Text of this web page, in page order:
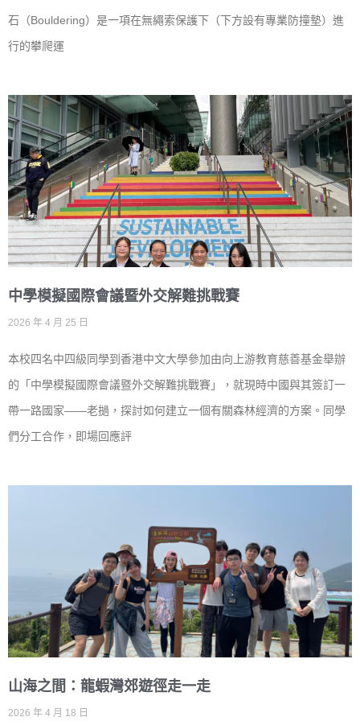
石（Bouldering）是一項在無繩索保護下（下方設有專業防撞墊）進
行的攀爬運
中學模擬國際會議暨外交解難挑戰賽
2026 年 4 月 25 日
本校四名中四級同學到香港中文大學參加由向上游教育慈善基金舉辦
的「中學模擬國際會議暨外交解難挑戰賽」，就現時中國與其簽訂一
帶一路國家——老撾，探討如何建立一個有關森林經濟的方案。同學
們分工合作，即場回應評
山海之間：龍蝦灣郊遊徑走一走
2026 年 4 月 18 日